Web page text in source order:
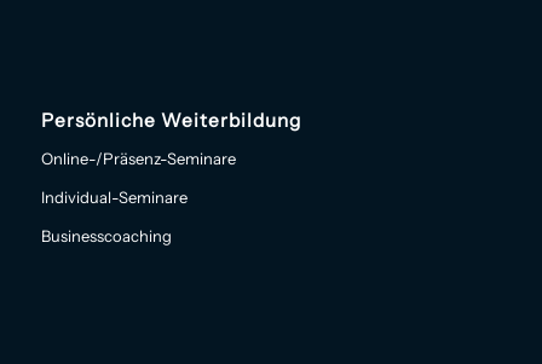
Persönliche Weiterbildung
Online-/Präsenz-Seminare
Individual-Seminare
Businesscoaching